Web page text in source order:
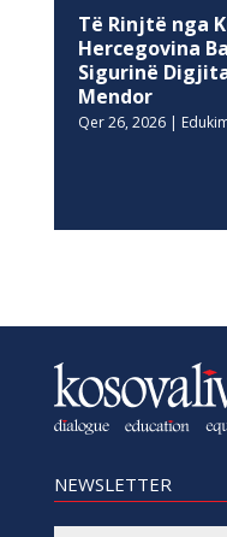
Të Rinjtë nga
Hercegovina
Sigurinë
Mendor
Qer 26, 2026|
NEWSLETTER